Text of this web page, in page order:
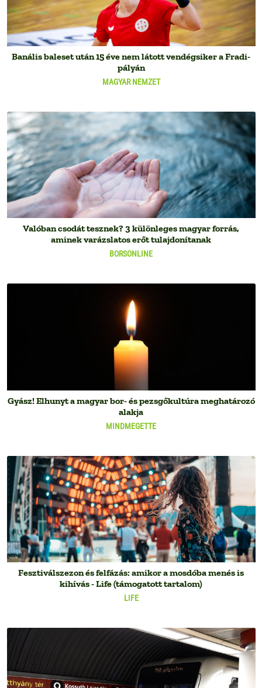
MAGYAR NEMZET
Banális baleset után 15 éve nem látott vendégsiker a Fradi-
pályán
BORSONLINE
Valóban csodát tesznek? 3 különleges magyar forrás,
aminek varázslatos erőt tulajdonítanak
MINDMEGETTE
Gyász! Elhunyt a magyar bor- és pezsgőkultúra meghatározó
alakja
LIFE
Fesztiválszezon és felfázás: amikor a mosdóba menés is
kihívás - Life (támogatott tartalom)